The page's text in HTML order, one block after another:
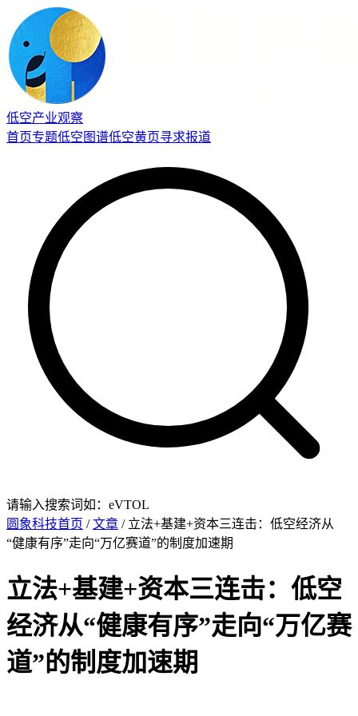
低空产业观察
首页专题低空图谱低空黄页寻求报道
请输入搜索词如：eVTOL
圆象科技首页 /文章 / 立法+基建+资本三连击：低空经济从
“健康有序”走向“万亿赛道”的制度加速期
立法+基建+资本三连击：低空
经济从“健康有序”走向“万亿赛
道”的制度加速期